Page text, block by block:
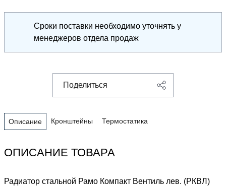
Сроки поставки необходимо уточнять у
менеджеров отдела продаж
Поделиться
Описание Кронштейны Термостатика
ОПИСАНИЕ ТОВАРА
Радиатор стальной Рамо Компакт Вентиль лев. (РКВЛ)